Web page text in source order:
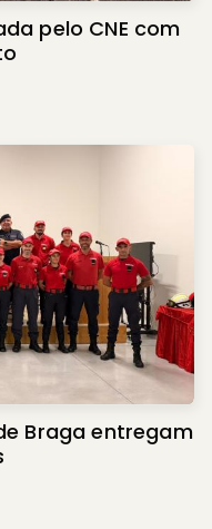
CNE com
Braga entregam